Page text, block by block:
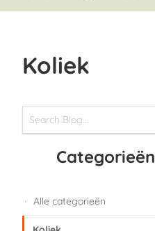
Koliek
Categorieën
Alle categorieën